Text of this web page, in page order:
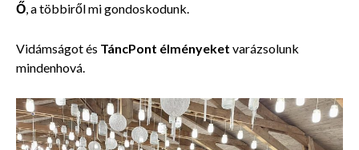
Ő, a többiről mi gondoskodunk.
Vidámságot és TáncPont élményeket varázsolunk
mindenhová.